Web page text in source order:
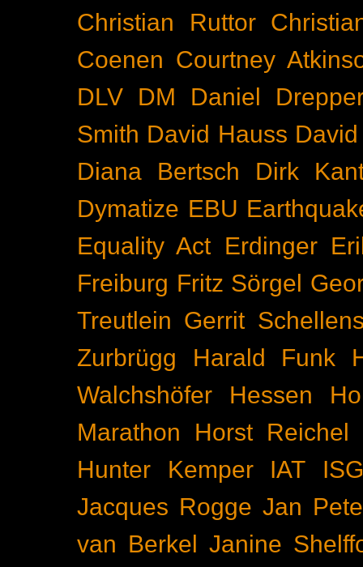
Christian Ruttor
Coenen Courtney
DLV
DM
Daniel
Smith David Hauss
Diana Bertsch
Dirk
Dymatize EBU
Equality Act Erdinger
Freiburg Fritz Sörgel
Treutlein Gerrit
Zurbrügg
Harald Funk
Walchshöfer
Hessen
Marathon
Horst Reichel
Hunter Kemper
IAT
Jacques Rogge Jan
van Berkel
Janine